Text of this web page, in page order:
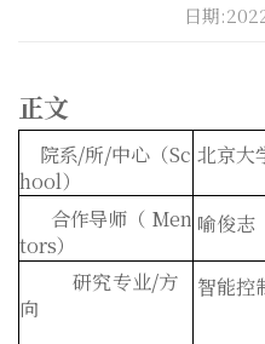
日期
正文
院系/所/中心 （Sc
hool）
北京大
合作导师（ Men
tors）
喻俊志
研究专业/方
向
智能控